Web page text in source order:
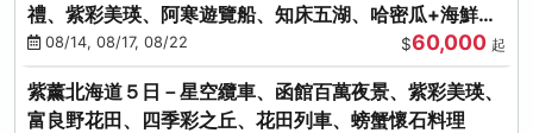
禮、紫彩美瑛、阿寒遊覽船、知床五湖、哈密瓜+海鮮和
牛螃蟹吃到飽
08/14, 08/17, 08/22 $60,000 起
紫薰北海道５日－星空纜車、函館百萬夜景、紫彩美瑛、
富良野花田、四季彩之丘、花田列車、螃蟹懷石料理